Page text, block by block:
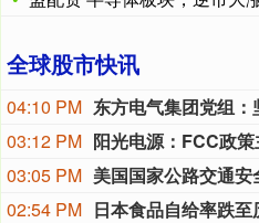
全球股市快讯
04:10 PM
03:12 PM
03:05 PM
02:54 PM 日本食品自给率跌至